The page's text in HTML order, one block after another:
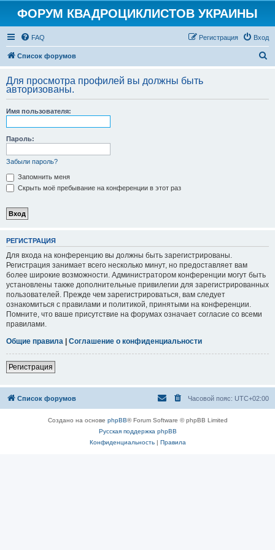
ФОРУМ КВАДРОЦИКЛИСТОВ УКРАИНЫ
FAQ Вход
Регистрация
Список форумов
с
Для просмотра профилей вы должны быть
авторизованы.
Имя пользователя:
Пароль:
Забыли пароль?
Запомнить меня
Скрыть моё пребывание на конференции в этот раз
РЕГИСТРАЦИЯ
Для входа на конференцию вы должны быть зарегистрированы.
Регистрация занимает всего несколько минут, но предоставляет вам
более широкие возможности. Администратором конференции могут быть
установлены также дополнительные привилегии для зарегистрированных
пользователей. Прежде чем зарегистрироваться, вам следует
ознакомиться с правилами и политикой, принятыми на конференции.
Помните, что ваше присутствие на форумах означает согласие со всеми
правилами.
Общие правила | Соглашение о конфиденциальности
Регистрация
Список форумов Часовой пояс: UTC+02:00
Создано на основе phpBB® Forum Software © phpBB Limited
Русская поддержка phpBB
Конфиденциальность| Правила